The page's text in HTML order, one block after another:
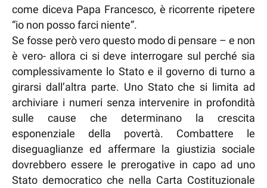
come diceva Papa Francesco, è ricorrente ripetere
“io non posso farci niente”.
Se fosse però vero questo modo di pensare – e non
è vero- allora ci si deve interrogare sul perché sia
complessivamente lo Stato e il governo di turno a
girarsi dall’altra parte. Uno Stato che si limita ad
archiviare i numeri senza intervenire in profondità
sulle cause che determinano la crescita
esponenziale della povertà. Combattere le
diseguaglianze ed affermare la giustizia sociale
dovrebbero essere le prerogative in capo ad uno
Stato democratico che nella Carta Costituzionale